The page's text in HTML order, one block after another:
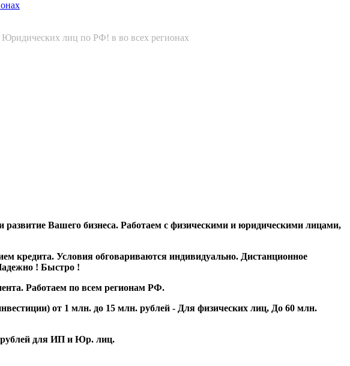
лиц по РФ! в во всех регионах
Вашего бизнеса⁣. Работаем с физическими и юридическими лицами,
кредита. Условия обговариваются индивидуально. Дистанционное
! Быстро !
Работаем по всем регионам РФ.
от 1 млн. до 15 млн. рублей - Для физических лиц, До 60 млн.
рублей для ИП и Юр. лиц.